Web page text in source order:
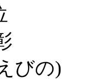
びの)